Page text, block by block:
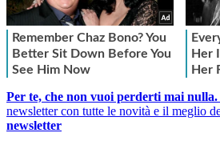
Per te, che non vuoi perderti mai nulla.
newsletter con tutte le novità e il meglio
newsletter